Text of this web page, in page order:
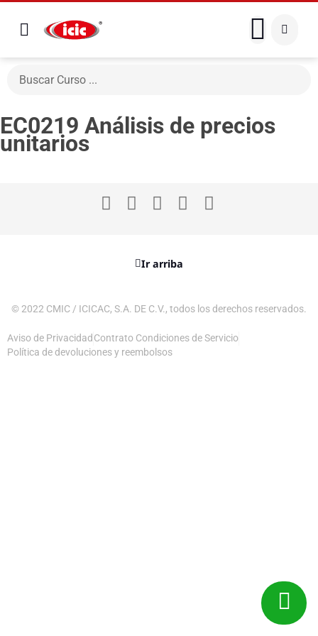
EC0219 Análisis de precios
unitarios
Ir arriba
© 2022 CMIC / ICICAC, S.A. DE C.V., todos los derechos reservados.
Aviso de Privacidad Contrato Condiciones de Servicio
Política de devoluciones y reembolsos